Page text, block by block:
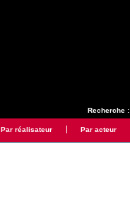
Recherche :
Par réalisateur Par acteur